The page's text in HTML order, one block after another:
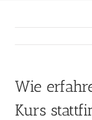
Wie
Kurs